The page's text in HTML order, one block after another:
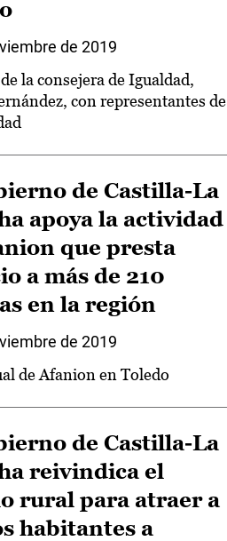
de 2019
la consejera de Igualdad,
con representantes de
de Castilla-La
apoya la actividad
que presta
a más de 210
en la región
de 2019
de Afanion en Toledo
de Castilla-La
reivindica el
rural para atraer a
habitantes a